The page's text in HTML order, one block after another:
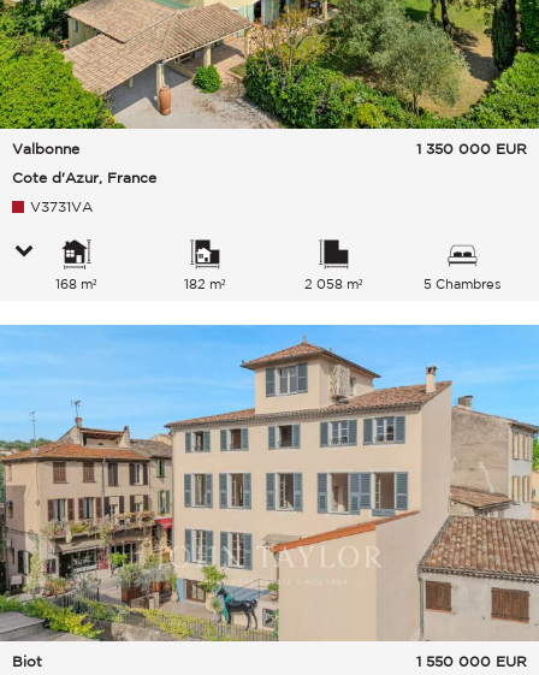
Valbonne
Cote d'Azur, France
1 350 000 EUR
V3731VA
168 m² 182 m² 2 058 m² 5 Chambres
Biot 1 550 000 EUR